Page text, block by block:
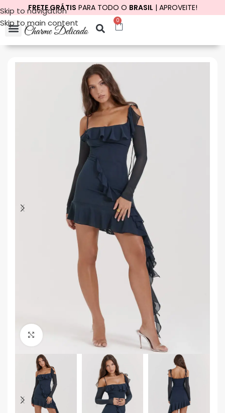
Skip to navigation
Skip to main content
FRETE GRÁTIS PARA TODO O BRASIL | APROVEITE!
0
Click to enlarge